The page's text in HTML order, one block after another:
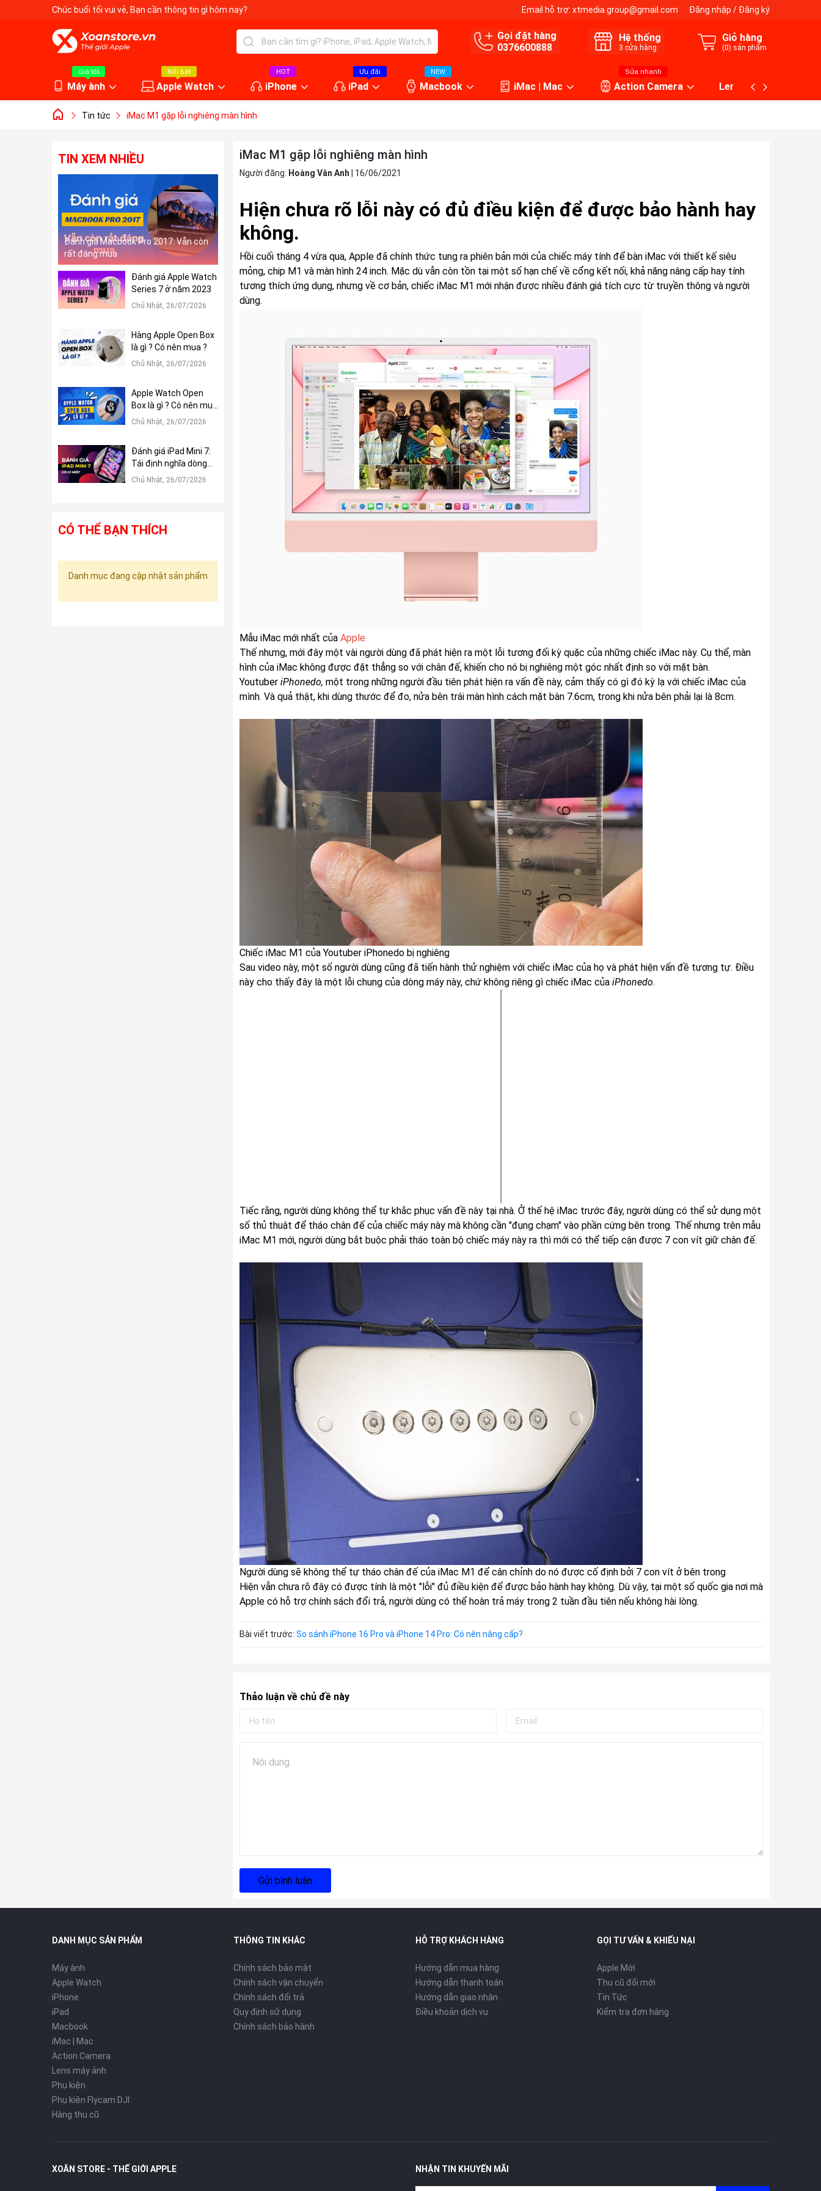
Chúc buổi tối vui vẻ, Bạn cần thông tin gì hôm nay? Email hỗ trợ: xtmedia.group@gmail.com Đăng nhập / Đăng ký
Gọi đặt hàng
0376600888
Hệ thống
3 cửa hàng
Giỏ hàng
(0) sản phẩm
Giá tốt
Máy ành
Nổi bật
Apple Watch
HOT
iPhone
Ưu đãi
iPad
NEW
Macbook iMac | Mac
Sửa nhanh
Action Camera Lens máy ảnh
Tin tức iMac M1 gặp lỗi nghiêng màn hình
iMac M1 gặp lỗi nghiêng màn hình
Người đăng: Hoàng Vân Anh 16/06/2021
Hiện chưa rõ lỗi này có đủ điều kiện để được bảo hành hay
không.
Hồi cuối tháng 4 vừa qua, Apple đã chính thức tung ra phiên bản mới của chiếc máy tính để bàn iMac với thiết kế siêu
mỏng, chip M1 và màn hình 24 inch. Mặc dù vẫn còn tồn tại một số hạn chế về cổng kết nối, khả năng nâng cấp hay tính
tương thích ứng dụng, nhưng về cơ bản, chiếc iMac M1 mới nhận được nhiều đánh giá tích cực từ truyền thông và người
dùng.
Mẫu iMac mới nhất của Apple
Thế nhưng, mới đây một vài người dùng đã phát hiện ra một lỗi tương đối kỳ quặc của những chiếc iMac này. Cụ thể, màn
hình của iMac không được đặt thẳng so với chân đế, khiến cho nó bị nghiêng một góc nhất định so với mặt bàn.
Youtuber iPhonedo, một trong những người đầu tiên phát hiện ra vấn đề này, cảm thấy có gì đó kỳ lạ với chiếc iMac của
mình. Và quả thật, khi dùng thước để đo, nửa bên trái màn hình cách mặt bàn 7.6cm, trong khi nửa bên phải lại là 8cm.
Chiếc iMac M1 của Youtuber iPhonedo bị nghiêng
Sau video này, một số người dùng cũng đã tiến hành thử nghiệm với chiếc iMac của họ và phát hiện vấn đề tương tự. Điều
này cho thấy đây là một lỗi chung của dòng máy này, chứ không riêng gì chiếc iMac của iPhonedo.
Tiếc rằng, người dùng không thể tự khắc phục vấn đề này tại nhà. Ở thế hệ iMac trước đây, người dùng có thể sử dụng một
số thủ thuật để tháo chân đế của chiếc máy này mà không cần "đụng chạm" vào phần cứng bên trong. Thế nhưng trên mẫu
iMac M1 mới, người dùng bắt buộc phải tháo toàn bộ chiếc máy này ra thì mới có thể tiếp cận được 7 con vít giữ chân đế.
Người dùng sẽ không thể tự tháo chân đế của iMac M1 để cân chỉnh do nó được cố định bởi 7 con vít ở bên trong
Hiện vẫn chưa rõ đây có được tính là một "lỗi" đủ điều kiện để được bảo hành hay không. Dù vậy, tại một số quốc gia nơi mà
Apple có hỗ trợ chính sách đổi trả, người dùng có thể hoàn trả máy trong 2 tuần đầu tiên nếu không hài lòng.
Bài viết trước: So sánh iPhone 16 Pro và iPhone 14 Pro: Có nên nâng cấp?
Thảo luận về chủ đề này
Gửi bình luận
TIN XEM NHIỀU
Đánh giá Macbook Pro 2017: Vẫn còn
rất đáng mua
Đánh giá Apple Watch
Series 7 ở năm 2023
Chủ Nhật, 26/07/2026
Hàng Apple Open Box
là gì ? Có nên mua ?
Chủ Nhật, 26/07/2026
Apple Watch Open
Box là gì ? Có nên mua
?
Chủ Nhật, 26/07/2026
Đánh giá iPad Mini 7:
Tái định nghĩa dòng
iPad Mini
Chủ Nhật, 26/07/2026
CÓ THỂ BẠN THÍCH
Danh mục đang cập nhật sản phẩm
DANH MỤC SẢN PHẨM
Máy ành
Apple Watch
iPhone
iPad
Macbook
iMac | Mac
Action Camera
Lens máy ảnh
Phụ kiện
Phụ kiện Flycam DJI
Hàng thu cũ
THÔNG TIN KHÁC
Chính sách bảo mật
Chính sách vận chuyển
Chính sách đổi trả
Quy định sử dụng
Chính sách bảo hành
HỖ TRỢ KHÁCH HÀNG
Hướng dẫn mua hàng
Hướng dẫn thanh toán
Hướng dẫn giao nhận
Điều khoản dịch vụ
GỌI TƯ VẤN & KHIẾU NẠI
Apple Mới
Thu cũ đổi mới
Tin Tức
Kiểm tra đơn hàng
XOĂN STORE - THẾ GIỚI APPLE NHẬN TIN KHUYẾN MÃI